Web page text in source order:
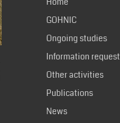
GOHNIC
Ongoing studies
Information request
Other activities
Publications
News